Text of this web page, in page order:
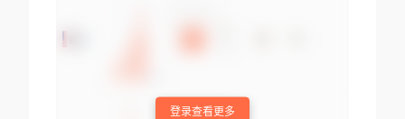
登录查看更多